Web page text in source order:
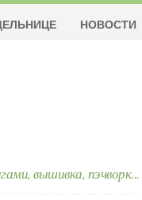
вышивка, пэчворк...
НОВОСТИ